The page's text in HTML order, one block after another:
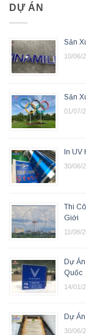
DỰ ÁN
Sản
10/06/
Sản
01/07/
In UV
30/06/
Thi
Giới
11/08/
Dự
Quốc
14/01/
Dự
30/06/